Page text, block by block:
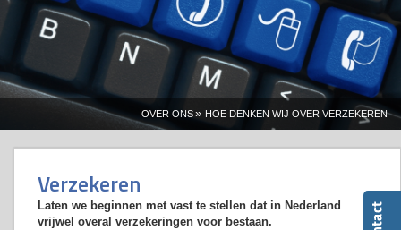
OVER ONS» HOE DENKEN WIJ OVER VERZEKEREN
Verzekeren
Laten we beginnen met vast te stellen dat in Nederland
vrijwel overal verzekeringen voor bestaan.